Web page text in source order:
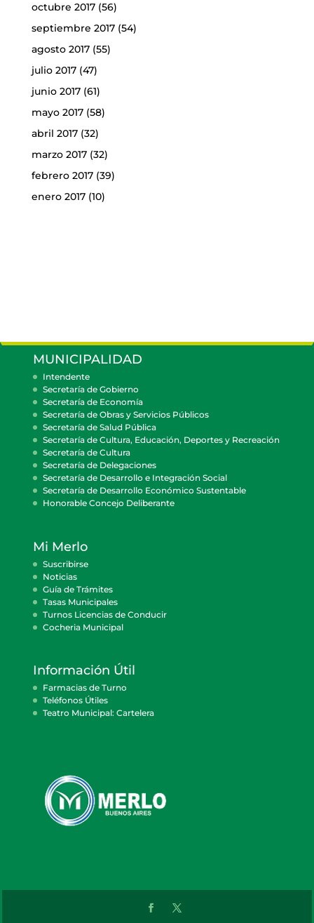
octubre 2017(56)
septiembre 2017(54)
agosto 2017(55)
julio 2017(47)
junio 2017(61)
mayo 2017(58)
abril 2017(32)
marzo 2017(32)
febrero 2017(39)
enero 2017(10)
MUNICIPALIDAD
Intendente
Secretaría de Gobierno
Secretaría de Economía
Secretaría de Obras y Servicios Públicos
Secretaría de Salud Pública
Secretaría de Cultura, Educación, Deportes y Recreación
Secretaría de Cultura
Secretaría de Delegaciones
Secretaría de Desarrollo e Integración Social
Secretaría de Desarrollo Económico Sustentable
Honorable Concejo Deliberante
Mi Merlo
Suscribirse
Noticias
Guía de Trámites
Tasas Municipales
Turnos Licencias de Conducir
Cocheria Municipal
Información Útil
Farmacias de Turno
Teléfonos Útiles
Teatro Municipal: Cartelera